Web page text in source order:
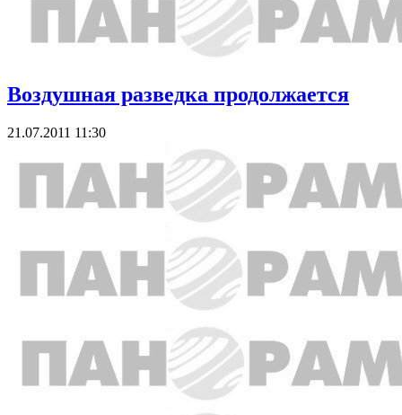
Воздушная разведка продолжается
21.07.2011 11:30